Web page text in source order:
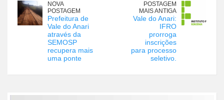
NOVA
POSTAGEM
Prefeitura de
Vale do Anari
através da
SEMOSP
recupera mais
uma ponte
POSTAGEM
MAIS ANTIGA
Vale do Anari:
IFRO
prorroga
inscrições
para processo
seletivo.